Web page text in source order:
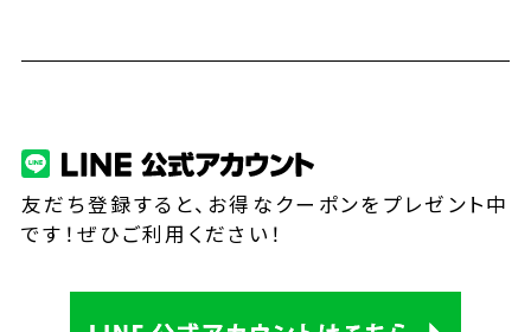
友だち登録すると、お得なクーポンをプレゼント中
です！ぜひご利用ください！